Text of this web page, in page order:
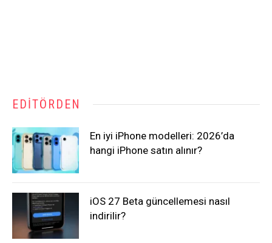
EDITÖRDEN
En iyi iPhone modelleri: 2026’da
hangi iPhone satın alınır?
iOS 27 Beta güncellemesi nasıl
indirilir?